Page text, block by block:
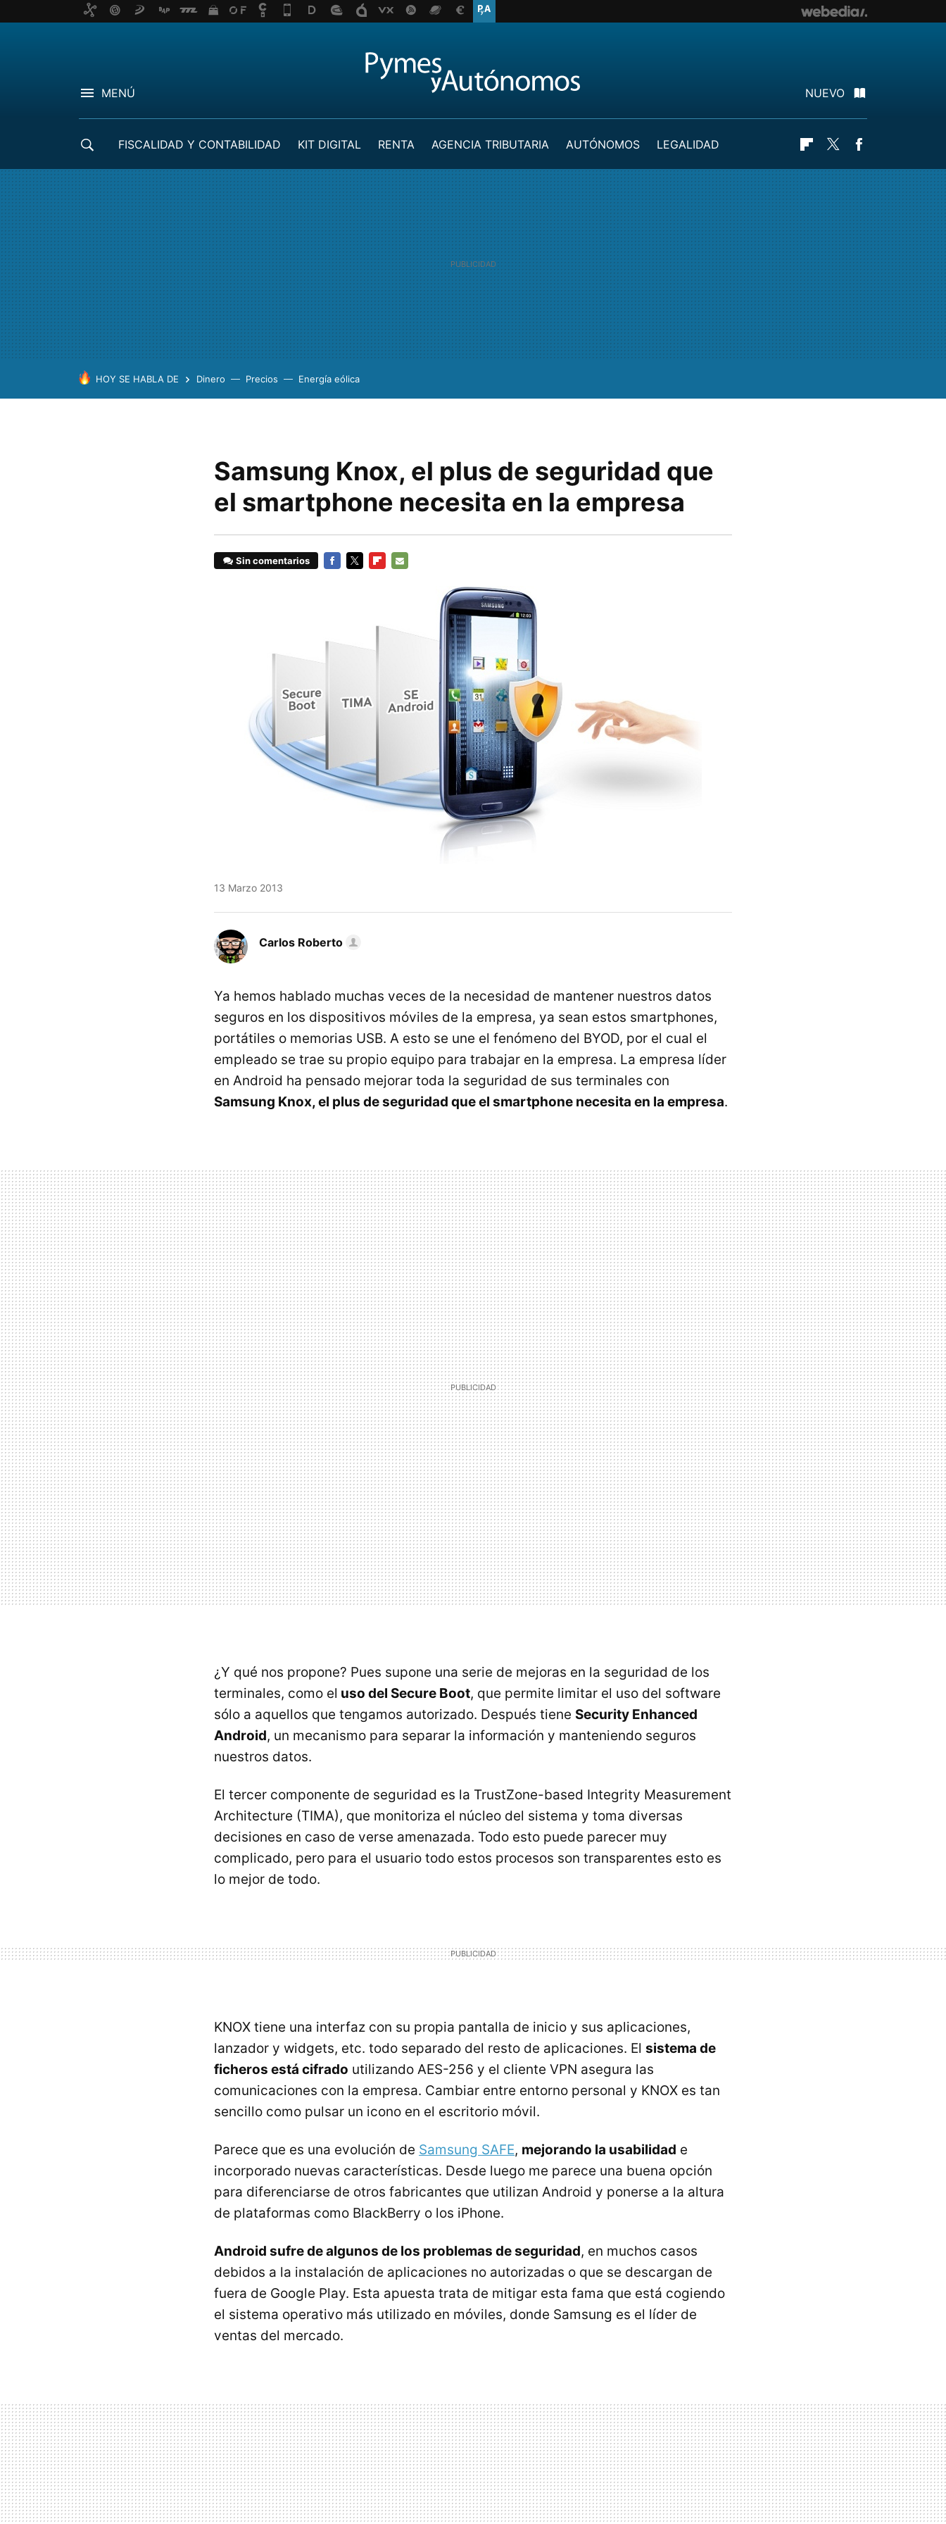
MENÚ NUEVO
FISCALIDAD Y CONTABILIDAD KIT DIGITAL RENTA AGENCIA TRIBUTARIA AUTÓNOMOS
LEGALIDAD
Flipboard
Twitter
HOY SE HABLA DE Dinero Precios Energía eólica
Samsung Knox, el plus de seguridad que
el smartphone necesita en la empresa
Sin comentarios
13 Marzo 2013
Carlos Roberto
Ya hemos hablado muchas veces de la necesidad de mantener nuestros datos
seguros en los dispositivos móviles de la empresa, ya sean estos smartphones,
portátiles o memorias USB. A esto se une el fenómeno del BYOD, por el cual el
empleado se trae su propio equipo para trabajar en la empresa. La empresa líder
en Android ha pensado mejorar toda la seguridad de sus terminales con
Samsung Knox, el plus de seguridad que el smartphone necesita en la empresa.
¿Y qué nos propone? Pues supone una serie de mejoras en la seguridad de los
terminales, como el uso del Secure Boot, que permite limitar el uso del software
sólo a aquellos que tengamos autorizado. Después tiene Security Enhanced
Android, un mecanismo para separar la información y manteniendo seguros
nuestros datos.
El tercer componente de seguridad es la TrustZone-based Integrity Measurement
Architecture (TIMA), que monitoriza el núcleo del sistema y toma diversas
decisiones en caso de verse amenazada. Todo esto puede parecer muy
complicado, pero para el usuario todo estos procesos son transparentes esto es
lo mejor de todo.
KNOX tiene una interfaz con su propia pantalla de inicio y sus aplicaciones,
lanzador y widgets, etc. todo separado del resto de aplicaciones. El sistema de
ficheros está cifrado utilizando AES-256 y el cliente VPN asegura las
comunicaciones con la empresa. Cambiar entre entorno personal y KNOX es tan
sencillo como pulsar un icono en el escritorio móvil.
Parece que es una evolución de Samsung SAFE, mejorando la usabilidad e
incorporado nuevas características. Desde luego me parece una buena opción
para diferenciarse de otros fabricantes que utilizan Android y ponerse a la altura
de plataformas como BlackBerry o los iPhone.
Android sufre de algunos de los problemas de seguridad, en muchos casos
debidos a la instalación de aplicaciones no autorizadas o que se descargan de
fuera de Google Play. Esta apuesta trata de mitigar esta fama que está cogiendo
el sistema operativo más utilizado en móviles, donde Samsung es el líder de
ventas del mercado.